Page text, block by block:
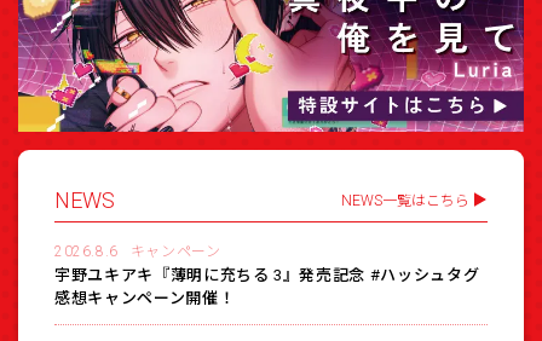
NEWS NEWS一覧はこちら
2026.8.6 キャンペーン
宇野ユキアキ『薄明に充ちる 3』発売記念 #ハッシュタグ
感想キャンペーン開催！